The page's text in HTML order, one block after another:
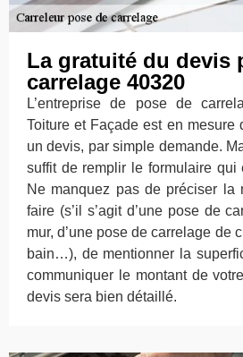
La gratuité du devis
carrelage 40320
L’entreprise de pose de
Toiture et Façade est en mesure
un devis, par simple demande.
suffit de remplir le formulaire qui
Ne manquez pas de préciser la
faire (s’il s’agit d’une pose de
mur, d’une pose de carrelage de
bain…), de mentionner la
communiquer le montant de
devis sera bien détaillé.